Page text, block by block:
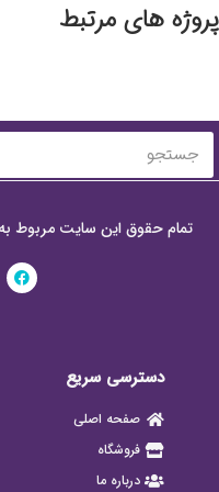
پروژه های مرتبط
Decor
quisque sollicitudin
تمام حقوق این سایت مربوط
دسترسی سریع
صفحه اصلی
فروشگاه
درباره ما